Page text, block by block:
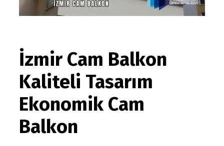
İzmir Cam Balkon
Kaliteli Tasarım
Ekonomik Cam
Balkon